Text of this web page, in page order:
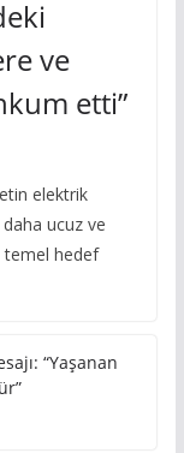
ve
etti”
elektrik
ucuz ve
temel hedef
“Yaşanan